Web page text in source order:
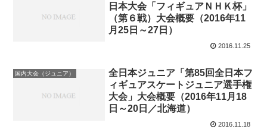
日本大会「フィギュアＮＨＫ杯」
（第６戦）大会概要（2016年11
月25日～27日）
2016.11.25
国内大会（ジュニア）
全日本ジュニア「第85回全日本フ
ィギュアスケートジュニア選手権
大会」大会概要（2016年11月18
日～20日／北海道）
2016.11.18